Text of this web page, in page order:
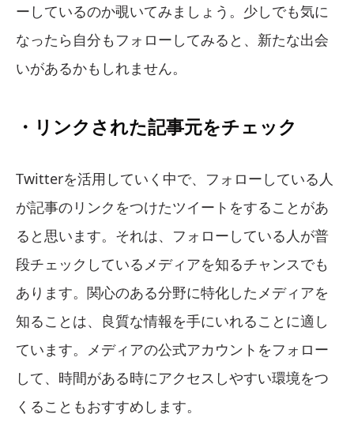
ーしているのか覗いてみましょう。少しでも気に
なったら自分もフォローしてみると、新たな出会
いがあるかもしれません。
・リンクされた記事元をチェック
Twitterを活用していく中で、フォローしている人
が記事のリンクをつけたツイートをすることがあ
ると思います。それは、フォローしている人が普
段チェックしているメディアを知るチャンスでも
あります。関心のある分野に特化したメディアを
知ることは、良質な情報を手にいれることに適し
ています。メディアの公式アカウントをフォロー
して、時間がある時にアクセスしやすい環境をつ
くることもおすすめします。